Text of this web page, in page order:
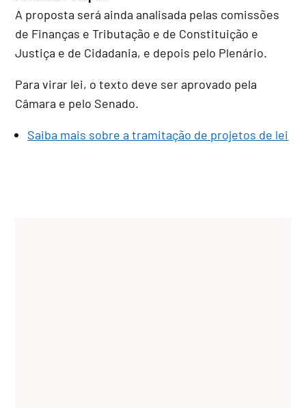
A proposta será ainda analisada pelas comissões
de Finanças e Tributação e de Constituição e
Justiça e de Cidadania, e depois pelo Plenário.
Para virar lei, o texto deve ser aprovado pela
Câmara e pelo Senado.
Saiba mais sobre a tramitação de projetos de lei